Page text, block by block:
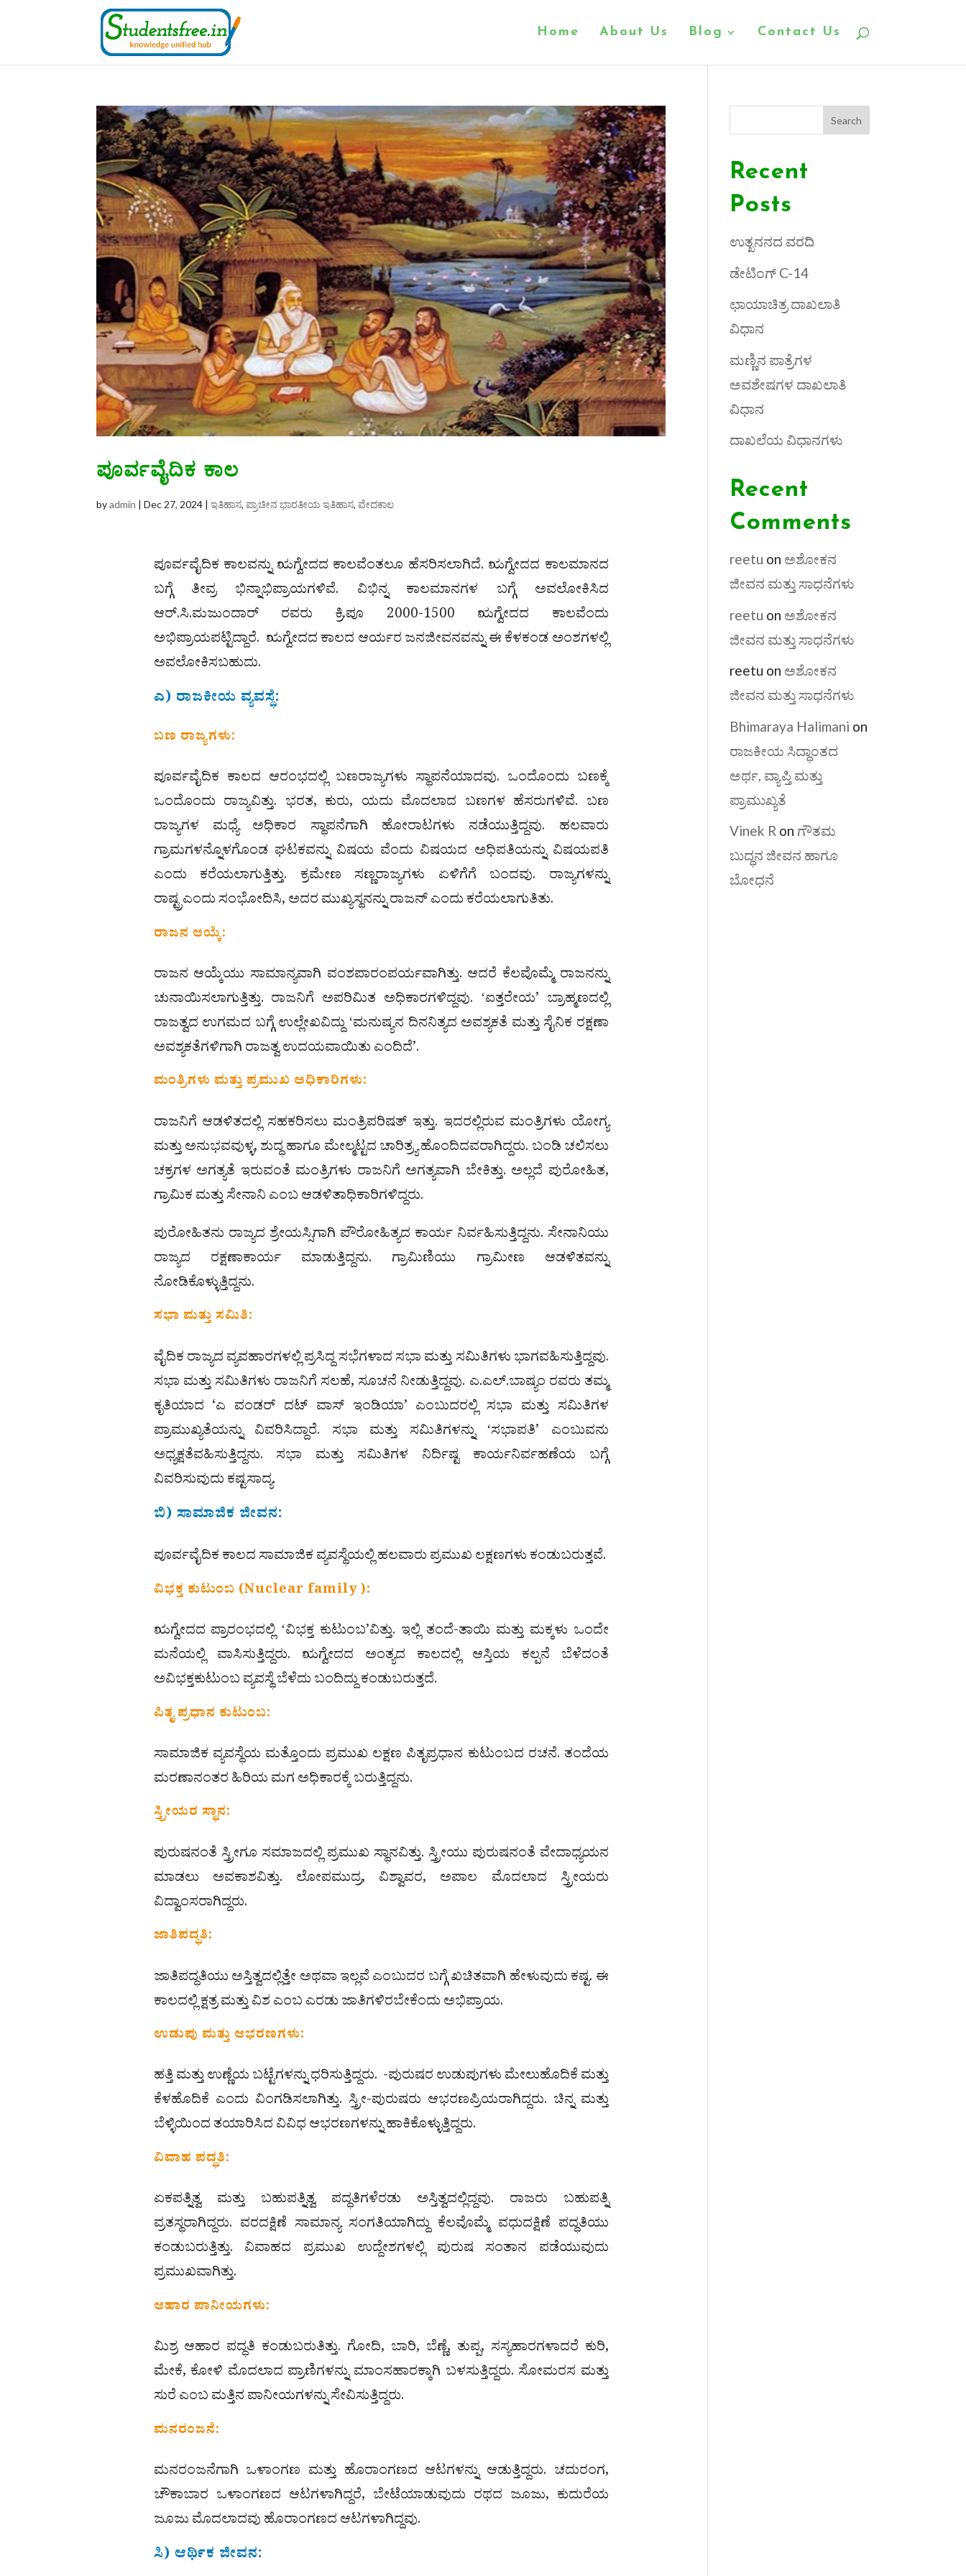
Home About Us Blog Contact Us
ಪೂರ್ವವೈದಿಕ ಕಾಲ
byadmin |Dec 27, 2024 |ಇತಿಹಾಸ,ಪ್ರಾಚೀನ ಭಾರತೀಯ ಇತಿಹಾಸ,ವೇದಕಾಲ
ಪೂರ್ವವೈದಿಕ ಕಾಲವನ್ನು ಋಗ್ವೇದದ ಕಾಲವೆಂತಲೂ ಹೆಸರಿಸಲಾಗಿದೆ. ಋಗ್ವೇದದ ಕಾಲಮಾನದ
ಬಗ್ಗೆ ತೀವ್ರ ಭಿನ್ನಾಭಿಪ್ರಾಯಗಳಿವೆ. ವಿಭಿನ್ನ ಕಾಲಮಾನಗಳ ಬಗ್ಗೆ ಅವಲೋಕಿಸಿದ
ಆರ್.ಸಿ.ಮಜುಂದಾ‌ರ್ ರವರು ಕ್ರಿ.ಪೂ 2000-1500 ಋಗ್ವೇದದ ಕಾಲವೆಂದು
ಅಭಿಪ್ರಾಯಪಟ್ಟಿದ್ದಾರೆ. ಋಗ್ವೇದದ ಕಾಲದ ಆರ್ಯರ ಜನಜೀವನವನ್ನು ಈ ಕೆಳಕಂಡ ಅಂಶಗಳಲ್ಲಿ
ಅವಲೋಕಿಸಬಹುದು.
ಎ) ರಾಜಕೀಯ ವ್ಯವಸ್ಥೆ:
ಬಣ ರಾಜ್ಯಗಳು:
ಪೂರ್ವವೈದಿಕ ಕಾಲದ ಆರಂಭದಲ್ಲಿ ಬಣರಾಜ್ಯಗಳು ಸ್ಥಾಪನೆಯಾದವು. ಒಂದೊಂದು ಬಣಕ್ಕೆ
ಒಂದೊಂದು ರಾಜ್ಯವಿತ್ತು. ಭರತ, ಕುರು, ಯದು ಮೊದಲಾದ ಬಣಗಳ ಹೆಸರುಗಳಿವೆ. ಬಣ
ರಾಜ್ಯಗಳ ಮಧ್ಯೆ ಅಧಿಕಾರ ಸ್ಥಾಪನೆಗಾಗಿ ಹೋರಾಟಗಳು ನಡೆಯುತ್ತಿದ್ದವು. ಹಲವಾರು
ಗ್ರಾಮಗಳನ್ನೊಳಗೊಂಡ ಘಟಕವನ್ನು ವಿಷಯ ವೆಂದು ವಿಷಯದ ಅಧಿಪತಿಯನ್ನು ವಿಷಯಪತಿ
ಎಂದು ಕರೆಯಲಾಗುತ್ತಿತ್ತು. ಕ್ರಮೇಣ ಸಣ್ಣರಾಜ್ಯಗಳು ಏಳಿಗೆಗೆ ಬಂದವು. ರಾಜ್ಯಗಳನ್ನು
ರಾಷ್ಟ್ರಎಂದು ಸಂಭೋದಿಸಿ, ಅದರ ಮುಖ್ಯಸ್ಥನನ್ನು ರಾಜನ್ ಎಂದು ಕರೆಯಲಾಗುತಿತು.
ರಾಜನ ಆಯ್ಕೆ:
ರಾಜನ ಆಯ್ಕೆಯು ಸಾಮಾನ್ಯವಾಗಿ ವಂಶಪಾರಂಪರ್ಯವಾಗಿತ್ತು. ಆದರೆ ಕೆಲವೊಮ್ಮೆ ರಾಜನನ್ನು
ಚುನಾಯಿಸಲಾಗುತ್ತಿತ್ತು. ರಾಜನಿಗೆ ಅಪರಿಮಿತ ಅಧಿಕಾರಗಳಿದ್ದವು. ʻಐತ್ತರೇಯ’ ಬ್ರಾಹ್ಮಣದಲ್ಲಿ
ರಾಜತ್ವದ ಉಗಮದ ಬಗ್ಗೆ ಉಲ್ಲೇಖವಿದ್ದು ʻಮನುಷ್ಯನ ದಿನನಿತ್ಯದ ಅವಶ್ಯಕತೆ ಮತ್ತು ಸೈನಿಕ ರಕ್ಷಣಾ
ಅವಶ್ಯಕತೆಗಳಿಗಾಗಿ ರಾಜತ್ವ ಉದಯವಾಯಿತು ಎಂದಿದೆ’.
ಮಂತ್ರಿಗಳು ಮತ್ತು ಪ್ರಮುಖ ಅಧಿಕಾರಿಗಳು:
ರಾಜನಿಗೆ ಆಡಳಿತದಲ್ಲಿ ಸಹಕರಿಸಲು ಮಂತ್ರಿಪರಿಷತ್ ಇತ್ತು. ಇದರಲ್ಲಿರುವ ಮಂತ್ರಿಗಳು ಯೋಗ್ಯ
ಮತ್ತು ಅನುಭವವುಳ್ಳ, ಶುದ್ಧ ಹಾಗೂ ಮೇಲ್ಮಟ್ಟದ ಚಾರಿತ್ರ್ಯ ಹೊಂದಿದವರಾಗಿದ್ದರು. ಬಂಡಿ ಚಲಿಸಲು
ಚಕ್ರಗಳ ಅಗತ್ಯತೆ ಇರುವಂತೆ ಮಂತ್ರಿಗಳು ರಾಜನಿಗೆ ಅಗತ್ಯವಾಗಿ ಬೇಕಿತ್ತು. ಅಲ್ಲದೆ ಪುರೋಹಿತ,
ಗ್ರಾಮಿಕ ಮತ್ತು ಸೇನಾನಿ ಎಂಬ ಆಡಳಿತಾಧಿಕಾರಿಗಳಿದ್ದರು.
ಪುರೋಹಿತನು ರಾಜ್ಯದ ಶ್ರೇಯಸ್ಸಿಗಾಗಿ ಪೌರೋಹಿತ್ಯದ ಕಾರ್ಯ ನಿರ್ವಹಿಸುತ್ತಿದ್ದನು. ಸೇನಾನಿಯು
ರಾಜ್ಯದ ರಕ್ಷಣಾಕಾರ್ಯ ಮಾಡುತ್ತಿದ್ದನು. ಗ್ರಾಮಿಣಿಯು ಗ್ರಾಮೀಣ ಆಡಳಿತವನ್ನು
ನೋಡಿಕೊಳ್ಳುತ್ತಿದ್ದನು.
ಸಭಾ ಮತ್ತು ಸಮಿತಿ:
ವೈದಿಕ ರಾಜ್ಯದ ವ್ಯವಹಾರಗಳಲ್ಲಿ ಪ್ರಸಿದ್ದ ಸಭೆಗಳಾದ ಸಭಾ ಮತ್ತು ಸಮಿತಿಗಳು ಭಾಗವಹಿಸುತ್ತಿದ್ದವು.
ಸಭಾ ಮತ್ತು ಸಮಿತಿಗಳು ರಾಜನಿಗೆ ಸಲಹೆ, ಸೂಚನೆ ನೀಡುತ್ತಿದ್ದವು. ಎ.ಎಲ್.ಬಾಷ್ಯಂ ರವರು ತಮ್ಮ
ಕೃತಿಯಾದ ‘ಎ ವಂಡರ್ ದಟ್ ವಾಸ್ ಇಂಡಿಯಾ’ ಎಂಬುದರಲ್ಲಿ ಸಭಾ ಮತ್ತು ಸಮಿತಿಗಳ
ಪ್ರಾಮುಖ್ಯತೆಯನ್ನು ವಿವರಿಸಿದ್ದಾರೆ. ಸಭಾ ಮತ್ತು ಸಮಿತಿಗಳನ್ನು ʻಸಭಾಪತಿ’ ಎಂಬುವನು
ಅಧ್ಯಕ್ಷತೆವಹಿಸುತ್ತಿದ್ದನು. ಸಭಾ ಮತ್ತು ಸಮಿತಿಗಳ ನಿರ್ದಿಷ್ಟ ಕಾರ್ಯನಿರ್ವಹಣೆಯ ಬಗ್ಗೆ
ವಿವರಿಸುವುದು ಕಷ್ಟಸಾದ್ಯ.
ಬಿ) ಸಾಮಾಜಿಕ ಜೀವನ:
ಪೂರ್ವವೈದಿಕ ಕಾಲದ ಸಾಮಾಜಿಕ ವ್ಯವಸ್ಥೆಯಲ್ಲಿ ಹಲವಾರು ಪ್ರಮುಖ ಲಕ್ಷಣಗಳು ಕಂಡುಬರುತ್ತವೆ.
ವಿಭಕ್ತ ಕುಟುಂಬ (Nuclear family ):
ಋಗ್ವೇದದ ಪ್ರಾರಂಭದಲ್ಲಿ ʻವಿಭಕ್ತ ಕುಟುಂಬ’ವಿತ್ತು. ಇಲ್ಲಿ ತಂದೆ-ತಾಯಿ ಮತ್ತು ಮಕ್ಕಳು ಒಂದೇ
ಮನೆಯಲ್ಲಿ ವಾಸಿಸುತ್ತಿದ್ದರು. ಋಗ್ವೇದದ ಅಂತ್ಯದ ಕಾಲದಲ್ಲಿ ಆಸ್ತಿಯ ಕಲ್ಪನೆ ಬೆಳೆದಂತೆ
ಅವಿಭಕ್ತಕುಟುಂಬ ವ್ಯವಸ್ಥೆ ಬೆಳೆದು ಬಂದಿದ್ದು ಕಂಡುಬರುತ್ತದೆ.
ಪಿತೃ ಪ್ರಧಾನ ಕುಟುಂಬ:
ಸಾಮಾಜಿಕ ವ್ಯವಸ್ಥೆಯ ಮತ್ತೊಂದು ಪ್ರಮುಖ ಲಕ್ಷಣ ಪಿತೃಪ್ರಧಾನ ಕುಟುಂಬದ ರಚನೆ. ತಂದೆಯ
ಮರಣಾನಂತರ ಹಿರಿಯ ಮಗ ಅಧಿಕಾರಕ್ಕೆ ಬರುತ್ತಿದ್ದನು.
ಸ್ತ್ರೀಯರ ಸ್ಥಾನ:
ಪುರುಷನಂತೆ ಸ್ತ್ರೀಗೂ ಸಮಾಜದಲ್ಲಿ ಪ್ರಮುಖ ಸ್ಥಾನವಿತ್ತು. ಸ್ತ್ರೀಯು ಪುರುಷನಂತೆ ವೇದಾಧ್ಯಯನ
ಮಾಡಲು ಅವಕಾಶವಿತ್ತು. ಲೋಪಮುದ್ರ, ವಿಶ್ವಾವರ, ಅಪಾಲ ಮೊದಲಾದ ಸ್ತ್ರೀಯರು
ವಿದ್ವಾಂಸರಾಗಿದ್ದರು.
ಜಾತಿಪದ್ಧತಿ:
ಜಾತಿಪದ್ಧತಿಯು ಅಸ್ತಿತ್ವದಲ್ಲಿತ್ತೇ ಅಥವಾ ಇಲ್ಲವೆ ಎಂಬುದರ ಬಗ್ಗೆ ಖಚಿತವಾಗಿ ಹೇಳುವುದು ಕಷ್ಟ. ಈ
ಕಾಲದಲ್ಲಿ ಕ್ಷತ್ರ ಮತ್ತು ವಿಶ ಎಂಬ ಎರಡು ಜಾತಿಗಳಿರಬೇಕೆಂದು ಅಭಿಪ್ರಾಯ.
ಉಡುಪು ಮತ್ತು ಆಭರಣಗಳು:
ಹತ್ತಿ ಮತ್ತು ಉಣ್ಣೆಯ ಬಟ್ಟೆಗಳನ್ನು ಧರಿಸುತ್ತಿದ್ದರು. -ಪುರುಷರ ಉಡುಪುಗಳು ಮೇಲುಹೊದಿಕೆ ಮತ್ತು
ಕೆಳಹೊದಿಕೆ ಎಂದು ವಿಂಗಡಿಸಲಾಗಿತ್ತು. ಸ್ತ್ರೀ-ಪುರುಷರು ಆಭರಣಪ್ರಿಯರಾಗಿದ್ದರು. ಚಿನ್ನ ಮತ್ತು
ಬೆಳ್ಳಿಯಿಂದ ತಯಾರಿಸಿದ ವಿವಿಧ ಆಭರಣಗಳನ್ನು ಹಾಕಿಕೊಳ್ಳುತ್ತಿದ್ದರು.
ವಿವಾಹ ಪದ್ಧತಿ:
ಏಕಪತ್ನಿತ್ವ ಮತ್ತು ಬಹುಪತ್ನಿತ್ವ ಪದ್ಧತಿಗಳೆರಡು ಅಸ್ತಿತ್ವದಲ್ಲಿದ್ದವು. ರಾಜರು ಬಹುಪತ್ನಿ
ವ್ರತಸ್ಥರಾಗಿದ್ದರು. ವರದಕ್ಷಿಣೆ ಸಾಮಾನ್ಯ ಸಂಗತಿಯಾಗಿದ್ದು ಕೆಲವೊಮ್ಮೆ ವಧುದಕ್ಷಿಣೆ ಪದ್ಧತಿಯು
ಕಂಡುಬರುತ್ತಿತ್ತು. ವಿವಾಹದ ಪ್ರಮುಖ ಉದ್ದೇಶಗಳಲ್ಲಿ ಪುರುಷ ಸಂತಾನ ಪಡೆಯುವುದು
ಪ್ರಮುಖವಾಗಿತ್ತು.
ಆಹಾರ ಪಾನೀಯಗಳು:
ಮಿಶ್ರ ಆಹಾರ ಪದ್ಧತಿ ಕಂಡುಬರುತಿತ್ತು. ಗೋದಿ, ಬಾರಿ, ಬೆಣ್ಣೆ, ತುಪ್ಪ, ಸಸ್ಯಹಾರಗಳಾದರೆ ಕುರಿ,
ಮೇಕೆ, ಕೋಳಿ ಮೊದಲಾದ ಪ್ರಾಣಿಗಳನ್ನು ಮಾಂಸಹಾರಕ್ಕಾಗಿ ಬಳಸುತ್ತಿದ್ದರು. ಸೋಮರಸ ಮತ್ತು
ಸುರೆ ಎಂಬ ಮತ್ತಿನ ಪಾನೀಯಗಳನ್ನು ಸೇವಿಸುತ್ತಿದ್ದರು.
ಮನರಂಜನೆ:
ಮನರಂಜನೆಗಾಗಿ ಒಳಾಂಗಣ ಮತ್ತು ಹೊರಾಂಗಣದ ಆಟಗಳನ್ನು ಆಡುತ್ತಿದ್ದರು. ಚದುರಂಗ,
ಚೌಕಾಬಾರ ಒಳಾಂಗಣದ ಆಟಗಳಾಗಿದ್ದರೆ, ಬೇಟೆಯಾಡುವುದು ರಥದ ಜೂಜು, ಕುದುರೆಯ
ಜೂಜು ಮೊದಲಾದವು ಹೊರಾಂಗಣದ ಆಟಗಳಾಗಿದ್ದವು.
ಸಿ) ಆರ್ಥಿಕ ಜೀವನ:
Search
Recent
Posts
ಉತ್ಖನನದ ವರದಿ
ಡೇಟಿಂಗ್ C-14
ಛಾಯಾಚಿತ್ರ ದಾಖಲಾತಿ
ವಿಧಾನ
ಮಣ್ಣಿನ ಪಾತ್ರೆಗಳ
ಅವಶೇಷಗಳ ದಾಖಲಾತಿ
ವಿಧಾನ
ದಾಖಲೆಯ ವಿಧಾನಗಳು
Recent
Comments
reetu on ಅಶೋಕನ
ಜೀವನ ಮತ್ತು ಸಾಧನೆಗಳು
reetu on ಅಶೋಕನ
ಜೀವನ ಮತ್ತು ಸಾಧನೆಗಳು
reetu on ಅಶೋಕನ
ಜೀವನ ಮತ್ತು ಸಾಧನೆಗಳು
Bhimaraya Halimani on
ರಾಜಕೀಯ ಸಿದ್ಧಾಂತದ
ಅರ್ಥ, ವ್ಯಾಪ್ತಿ ಮತ್ತು
ಪ್ರಾಮುಖ್ಯತೆ
Vinek R on ಗೌತಮ
ಬುದ್ಧನ ಜೀವನ ಹಾಗೂ
ಬೋಧನೆ